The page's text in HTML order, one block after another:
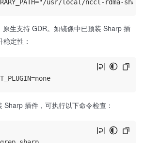
原生支持 GDR。如镜像中已预装 Sharp 插
定性：
Sharp 插件，可执行以下命令检查：